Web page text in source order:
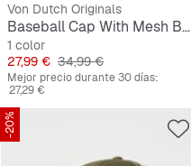
Von Dutch Originals
Baseball Cap With Mesh Back Electric Road
1 color
Precio
27,99 € Precio original
34,99 €
Mejor precio durante 30 días:
27,29 €
-20%